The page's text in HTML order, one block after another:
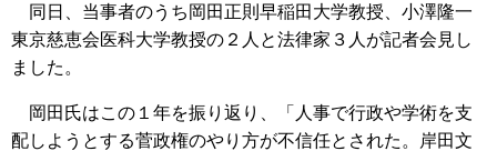
同日、当事者のうち岡田正則早稲田大学教授、小澤隆一
東京慈恵会医科大学教授の２人と法律家３人が記者会見し
ました。
岡田氏はこの１年を振り返り、「人事で行政や学術を支
配しようとする菅政権のやり方が不信任とされた。岸田文